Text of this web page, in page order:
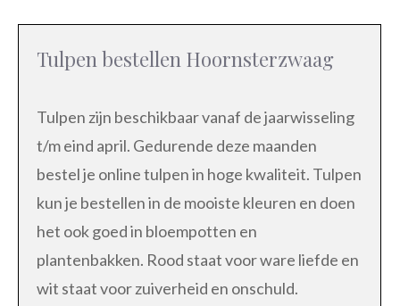
Tulpen bestellen Hoornsterzwaag
Tulpen zijn beschikbaar vanaf de jaarwisseling
t/m eind april. Gedurende deze maanden
bestel je online tulpen in hoge kwaliteit. Tulpen
kun je bestellen in de mooiste kleuren en doen
het ook goed in bloempotten en
plantenbakken. Rood staat voor ware liefde en
wit staat voor zuiverheid en onschuld.